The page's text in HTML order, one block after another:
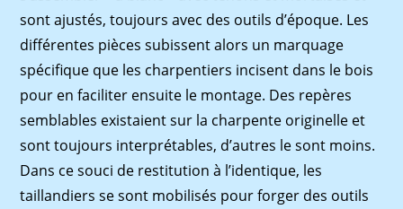
sont ajustés, toujours avec des outils d’époque. Les
différentes pièces subissent alors un marquage
spécifique que les charpentiers incisent dans le bois
pour en faciliter ensuite le montage. Des repères
semblables existaient sur la charpente originelle et
sont toujours interprétables, d’autres le sont moins.
Dans ce souci de restitution à l’identique, les
taillandiers se sont mobilisés pour forger des outils